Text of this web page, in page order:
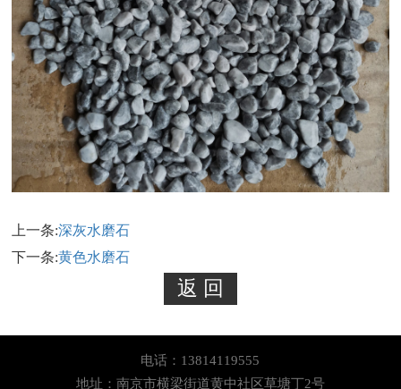
上一条:深灰水磨石
下一条:黄色水磨石
电话：13814119555
地址：南京市横梁街道黄中社区草塘丁2号